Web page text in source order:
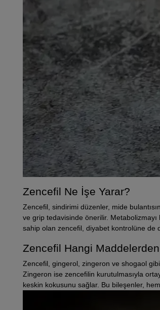
Zencefil Ne İşe Yarar?
Zencefil, sindirimi düzenler, mide
ve grip tedavisinde önerilir. Metabolizmayı
sahip olan zencefil, diyabet kontrolüne de
Zencefil Hangi
Zencefil, gingerol, zingeron ve shogaol
Zingeron ise zencefilin kurutulmasıyla
keskin kokusunu sağlar. Bu bileşenler,